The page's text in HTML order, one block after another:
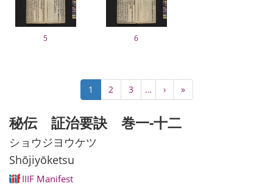
5 6
送
カ
レ
ン
ト
ペ
ー
1 Page
2 Page
3 …
次
ペ
ジ
›
最
終
ー
»
秘伝 証治要訣 巻一-十二
ショウジヨウケツ
Shōjiyōketsu
IIIF Manifest